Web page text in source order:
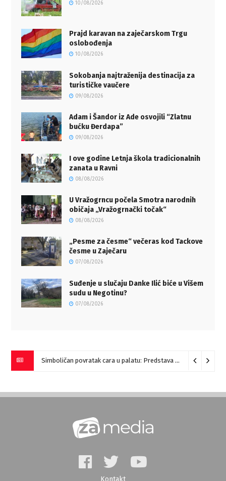
10/08/2026
Prajd karavan na zaječarskom Trgu
oslobođenja
10/08/2026
Sokobanja najtraženija destinacija za
turističke vaučere
09/08/2026
Adam i Šandor iz Ade osvojili “Zlatnu
bućku Đerdapa”
09/08/2026
I ove godine Letnja škola tradicionalnih
zanata u Ravni
08/08/2026
U Vražogrncu počela Smotra narodnih
običaja „Vražogrnački točak“
08/08/2026
„Pesme za česme“ večeras kod Tackove
česme u Zaječaru
07/08/2026
Suđenje u slučaju Danke Ilić biće u Višem
sudu u Negotinu?
07/08/2026
Simboličan povratak cara u palatu: Predstava “Galerije” na Romulijani